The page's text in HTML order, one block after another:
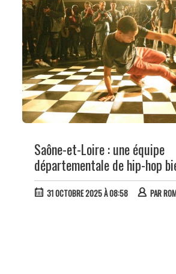
Saône-et-Loire : une équipe
départementale de hip-hop
31 OCTOBRE 2025 À 08:58 PAR